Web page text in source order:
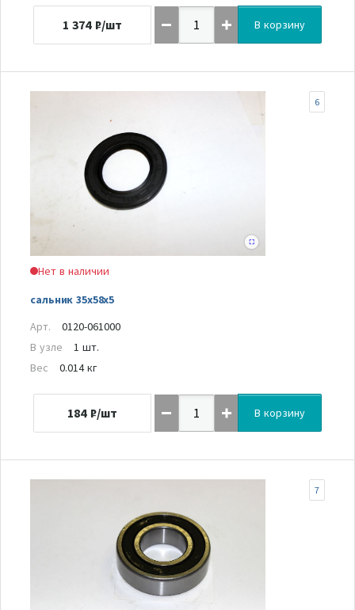
1 374 ₽/шт В корзину
Нет в наличии
сальник 35х58х5
6
Арт.
0120-061000
В узле
1 шт.
Вес
0.014 кг
184 ₽/шт В корзину
7